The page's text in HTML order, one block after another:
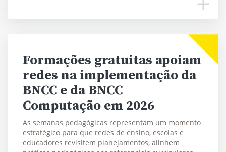
Formações gratuitas apoiam
redes na implementação da
BNCC e da BNCC
Computação em 2026
As semanas pedagógicas representam um momento
estratégico para que redes de ensino, escolas e
educadores revisitem planejamentos, alinhem